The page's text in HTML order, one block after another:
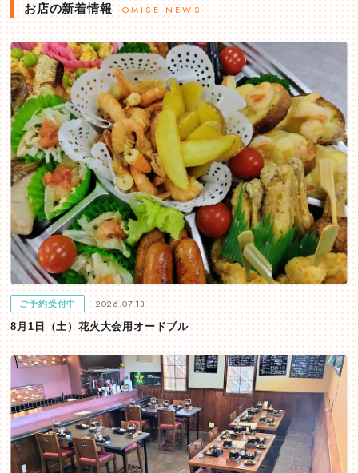
お店の新着情報 OMISE NEWS
ご予約受付中 2026.07.13
8月1日（土）花火大会用オードブル